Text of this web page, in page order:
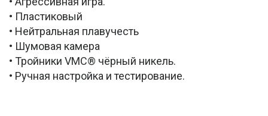
• Пластиковый
• Нейтральная плавучесть
• Шумовая камера
• Тройники VMC® чёрный никель.
• Ручная настройка и тестирование.